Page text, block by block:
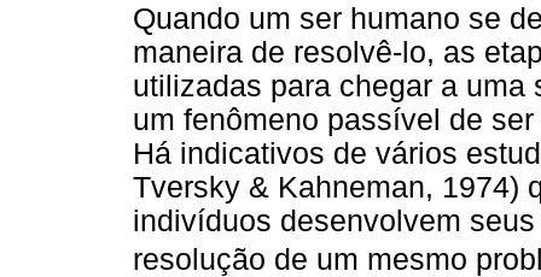
Quando um ser humano se
maneira de resolvê-lo, as
utilizadas para chegar a uma
um fenômeno passível de
Há indicativos de vários
Tversky & Kahneman, 1974)
indivíduos desenvolvem
resolução de um mesmo